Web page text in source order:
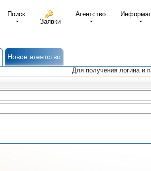
Поиск
Заявки
Агентство
Новое агентство
Для получения логина и